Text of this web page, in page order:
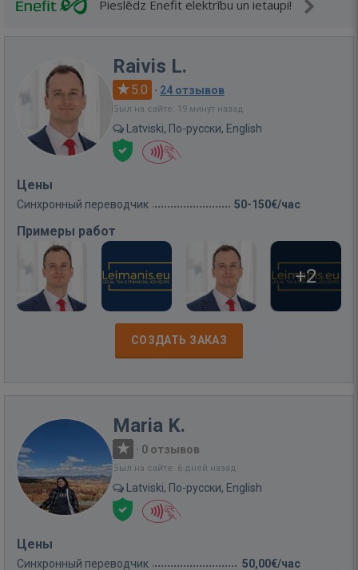
Pieslēdz Enefit elektrību un ietaupi!
Raivis L.
5.0 · 24 отзывов
Был на сайте: 19 минут назад
Latviski, По-русски, English
Цены
Синхронный переводчик 50-150€/час
Примеры работ
+2
СОЗДАТЬ ЗАКАЗ
Maria K.
· 0 отзывов
Был на сайте: 6 дней назад
Latviski, По-русски, English
Цены
Синхронный переводчик
50,00€/час